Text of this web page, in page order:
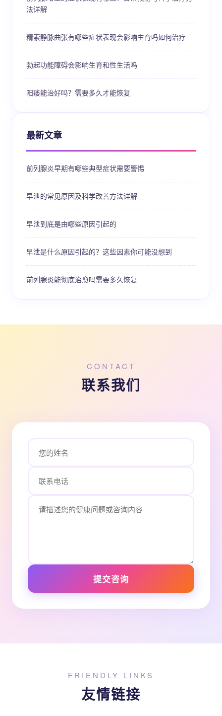
法详解
精索静脉曲张有哪些症状表现会影响生育吗如何治疗
勃起功能障碍会影响生育和性生活吗
阳痿能治好吗？需要多久才能恢复
最新文章
前列腺炎早期有哪些典型症状需要警惕
早泄的常见原因及科学改善方法详解
早泄到底是由哪些原因引起的
早泄是什么原因引起的？这些因素你可能没想到
前列腺炎能彻底治愈吗需要多久恢复
CONTACT
联系我们
提交咨询
FRIENDLY LINKS
友情链接